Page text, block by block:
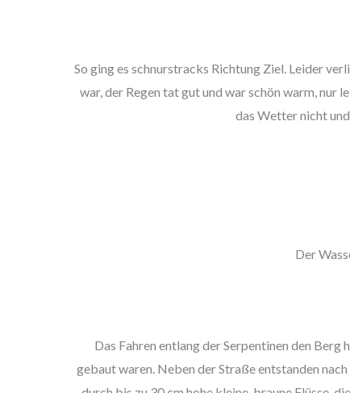
So ging es schnurstracks Richtung Ziel. Leider
war, der Regen tat gut und war schön warm, nur
das Wetter nicht
Der
Das Fahren entlang der Serpentinen den Berg
gebaut waren. Neben der Straße entstanden